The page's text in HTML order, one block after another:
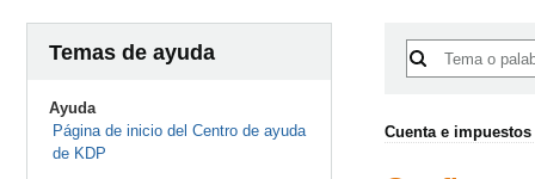
Temas de ayuda
Ayuda
Página de inicio del Centro de ayuda
de KDP
Cuenta e impuestos